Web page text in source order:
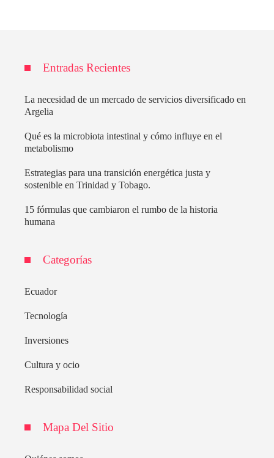
Entradas Recientes
La necesidad de un mercado de servicios diversificado en
Argelia
Qué es la microbiota intestinal y cómo influye en el
metabolismo
Estrategias para una transición energética justa y
sostenible en Trinidad y Tobago.
15 fórmulas que cambiaron el rumbo de la historia
humana
Categorías
Ecuador
Tecnología
Inversiones
Cultura y ocio
Responsabilidad social
Mapa Del Sitio